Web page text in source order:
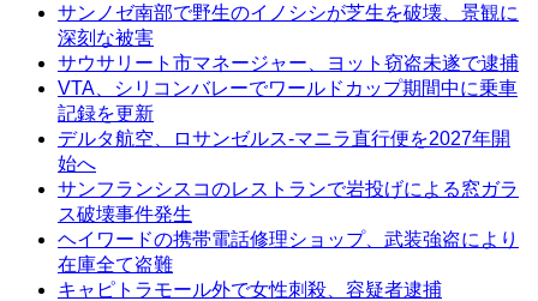
サンノゼ南部で野生のイノシシが芝生を破壊、景観に
深刻な被害
サウサリート市マネージャー、ヨット窃盗未遂で逮捕
VTA、シリコンバレーでワールドカップ期間中に乗車
記録を更新
デルタ航空、ロサンゼルス-マニラ直行便を2027年開
始へ
サンフランシスコのレストランで岩投げによる窓ガラ
ス破壊事件発生
ヘイワードの携帯電話修理ショップ、武装強盗により
在庫全て盗難
キャピトラモール外で女性刺殺、容疑者逮捕